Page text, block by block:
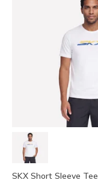
SKX Short Sleeve Tee